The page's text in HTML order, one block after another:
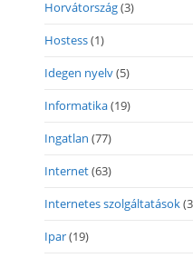
Horvátország(3)
Hostess(1)
Idegen nyelv(5)
Informatika(19)
Ingatlan (77)
Internet(63)
Internetes szolgáltatások
Ipar(19)